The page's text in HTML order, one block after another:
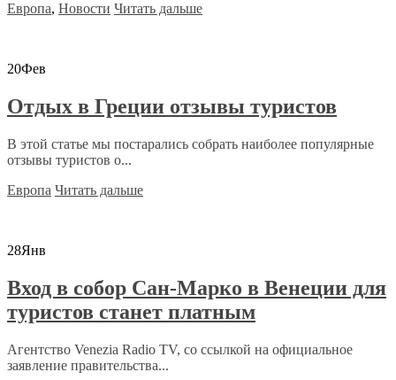
Европа, Новости Читать дальше
20Фев
Отдых в Греции отзывы туристов
В этой статье мы постарались собрать наиболее популярные
отзывы туристов о...
Европа Читать дальше
28Янв
Вход в собор Сан-Марко в Венеции для
туристов станет платным
Агентство Venezia Radio TV, со ссылкой на официальное
заявление правительства...